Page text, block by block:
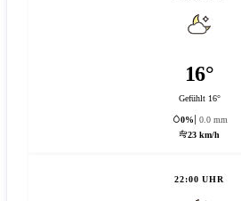
16°
Gefühlt 16°
0%
0.0 mm
23 km/h
22:00 UHR